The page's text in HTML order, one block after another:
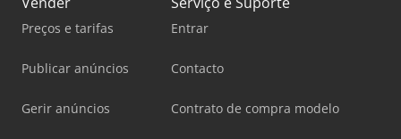
Preços e tarifas
Publicar anúncios
Gerir anúncios
Entrar
Contacto
Contrato de compra modelo